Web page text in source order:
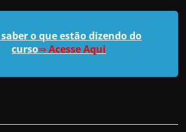
o que estão dizendo do
curso⇒Acesse Aqui